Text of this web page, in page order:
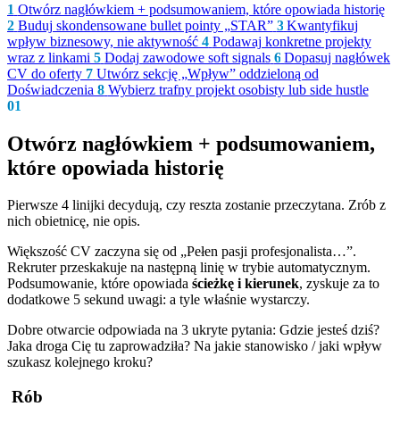
1 Otwórz nagłówkiem + podsumowaniem, które opowiada historię
2 Buduj skondensowane bullet pointy „STAR” 3 Kwantyfikuj
wpływ biznesowy, nie aktywność 4 Podawaj konkretne projekty
wraz z linkami 5 Dodaj zawodowe soft signals 6 Dopasuj nagłówek
CV do oferty 7 Utwórz sekcję „Wpływ” oddzieloną od
Doświadczenia 8 Wybierz trafny projekt osobisty lub side hustle
01
Otwórz nagłówkiem + podsumowaniem,
które opowiada historię
Pierwsze 4 linijki decydują, czy reszta zostanie przeczytana. Zrób z
nich obietnicę, nie opis.
Większość CV zaczyna się od „Pełen pasji profesjonalista…”.
Rekruter przeskakuje na następną linię w trybie automatycznym.
Podsumowanie, które opowiada ścieżkę i kierunek, zyskuje za to
dodatkowe 5 sekund uwagi: a tyle właśnie wystarczy.
Dobre otwarcie odpowiada na 3 ukryte pytania: Gdzie jesteś dziś?
Jaka droga Cię tu zaprowadziła? Na jakie stanowisko / jaki wpływ
szukasz kolejnego kroku?
Rób